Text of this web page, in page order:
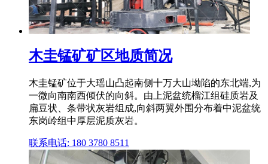
木圭锰矿矿区地质简况
木圭锰矿位于大瑶山凸起南侧十万大山坳陷的东北端,为
一微向南南西倾伏的向斜。由上泥盆统榴江组硅质岩及
扁豆状、条带状灰岩组成,向斜两翼外围分布着中泥盆统
东岗岭组中厚层泥质灰岩。
联系电话: 180 3780 8511